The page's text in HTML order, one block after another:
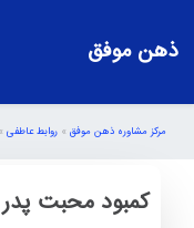
ذهن موفق
مرکز مشاوره ذهن موفق » روابط عاطفی »
کمبود محبت پدر